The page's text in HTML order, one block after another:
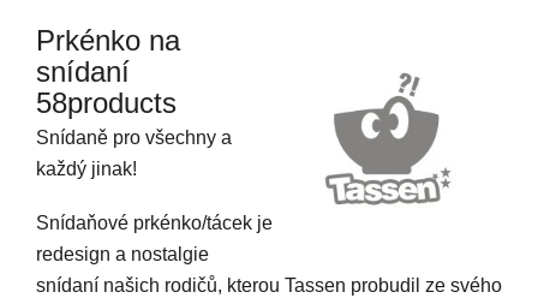
Prkénko na
snídaní
58products
Snídaně pro všechny a
každý jinak!
Snídaňové prkénko/tácek je
redesign a nostalgie
snídaní našich rodičů, kterou Tassen probudil ze svého